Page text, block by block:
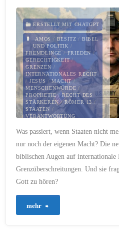
ERSTELLT MIT CHATGPT
AMOS / BESITZ / BIBEL
UND POLITIK /
FREMDLINGE / FRIEDEN/
GERECHTIGKEIT/
GRENZEN /
INTERNATIONALES RECHT
/ JESUS /MACHT/
MENSCHENWÜRDE /
PROPHETIE/RECHT DES
STÄRKEREN/ RÖMER 13 /
STAATEN /
VERANTWORTUNG
8. JANUAR 2026
Was passiert, wenn Staaten nicht
nur noch der eigenen Macht? Die
biblischen Augen auf
Grenzüberschreitungen. Und sie
Gott zu hören?
mehr